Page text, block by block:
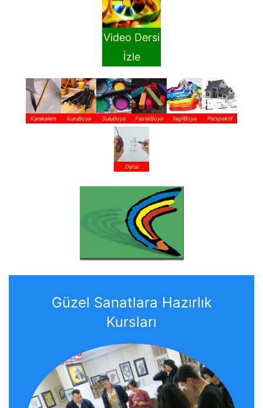
Video Dersi
İzle
Karakalem KuruBoya SuluBoya PastelBoya YagliBoya Perspektif
Dijital
Güzel Sanatlara Hazırlık
Kursları